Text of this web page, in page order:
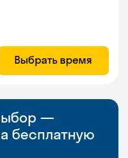
Выбрать время
—
бесплатную